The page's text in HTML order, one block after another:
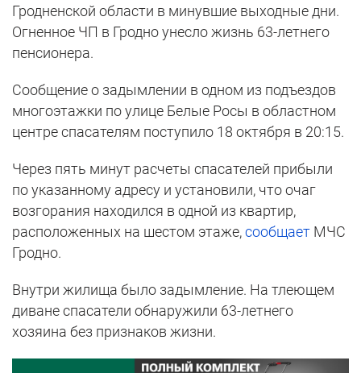
Гродненской области в минувшие выходные дни.
Огненное ЧП в Гродно унесло жизнь 63-летнего
пенсионера.
Сообщение о задымлении в одном из подъездов
многоэтажки по улице Белые Росы в областном
центре спасателям поступило 18 октября в 20:15.
Через пять минут расчеты спасателей прибыли
по указанному адресу и установили, что очаг
возгорания находился в одной из квартир,
расположенных на шестом этаже,сообщает МЧС
Гродно.
Внутри жилища было задымление. На тлеющем
диване спасатели обнаружили 63-летнего
хозяина без признаков жизни.